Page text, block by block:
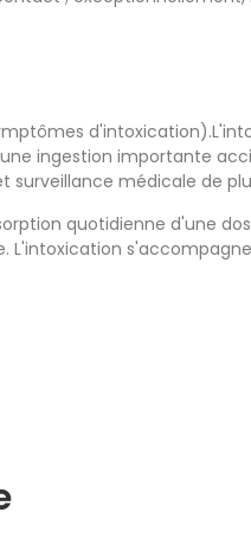
ingestion importante
médicale de
quotidienne d'une
L'intoxication